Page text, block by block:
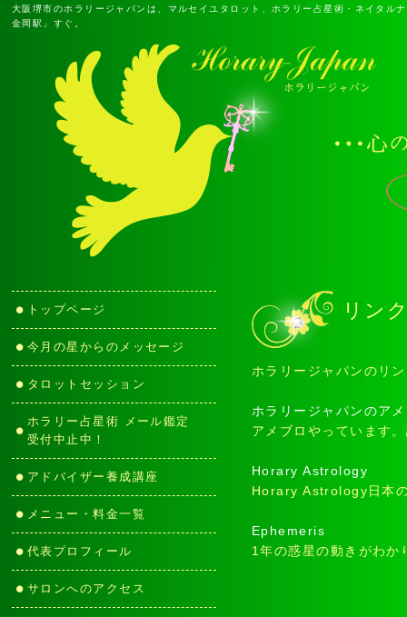
大阪堺市のホラリージャパンは、マルセイユタロット、ホラリー占星術・ネイタ
金岡駅」すぐ。
リン
ホラリージャパンのリ
ホラリージャパンのア
アメブロやっています
Horary Astrology
Horary Astrology日本
Ephemeris
1年の惑星の動きがわ
トップページ
今月の星からのメッセージ
タロットセッション
ホラリー占星術 メール鑑定
受付中止中！
アドバイザー養成講座
メニュー・料金一覧
代表プロフィール
サロンへのアクセス